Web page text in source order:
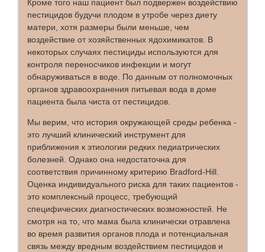
Кроме того наш пациент был подвержен воздействию
пестицидов будучи плодом в утробе через диету
матери, хотя размеры были меньше, чем
воздействие от хозяйственных ядохимикатов. В
некоторых случаях пестициды используются для
контроля переносчиков инфекции и могут
обнаруживаться в воде. По данным от полномочных
органов здравоохранения питьевая вода в доме
пациента была чиста от пестицидов.
Мы верим, что история окружающей среды ребенка -
это лучший клинический инструмент для
приближения к этиологии редких педиатрических
болезней. Однако она недостаточна для
соответствия причинному критерию Bradford-Hill.
Оценка индивидуального риска для таких пациентов -
это комплексный процесс, требующий
специфических диагностических возможностей. Не
смотря на то, что мама была клинически отравлена
во время развития органов плода и потенциальная
связь между вредным воздействием пестицидов и